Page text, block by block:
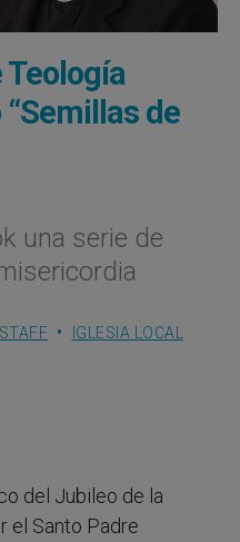
Teología
de
una serie de
IGLESIA LOCAL
del Jubileo de la
el Santo Padre